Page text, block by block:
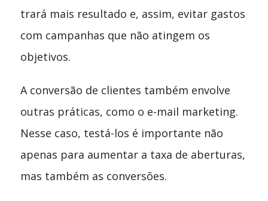
trará mais resultado e, assim, evitar gastos
com campanhas que não atingem os
objetivos.
A conversão de clientes também envolve
outras práticas, como o e-mail marketing.
Nesse caso, testá-los é importante não
apenas para aumentar a taxa de aberturas,
mas também as conversões.